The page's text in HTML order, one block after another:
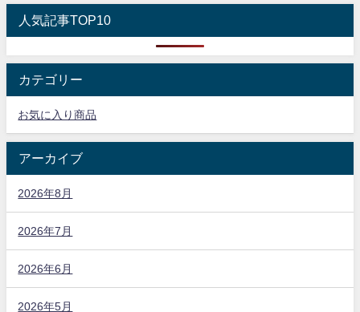
人気記事TOP10
カテゴリー
お気に入り商品
アーカイブ
2026年8月
2026年7月
2026年6月
2026年5月